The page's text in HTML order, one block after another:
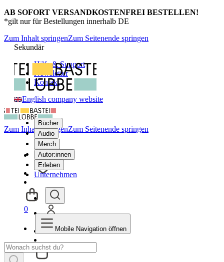
AB SOFORT VERSANDKOSTENFREI BESTELLEN!
*gilt nur für Bestellungen innerhalb DE
Zum Inhalt springenZum Seitenende springen
Sekundär
Hilfe & Support
Newsletter
Kontakt
English company website
Bücher
Audio
Merch
Autor:innen
Erleben
Unternehmen
Zum Inhalt springenZum Seitenende springen
0
Mobile Navigation öffnen